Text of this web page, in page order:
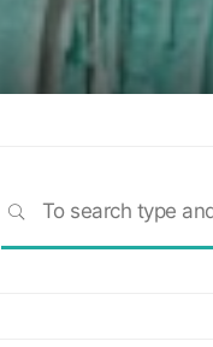
SEARCH